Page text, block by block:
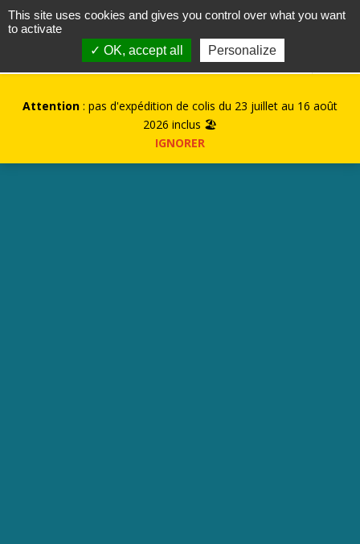
contact@kurioz.org
Attention : pas d'expédition de colis du 23 juillet au 16 août
2026 inclus 🏖️
IGNORER
This site uses cookies and gives you control over what you want
to activate
✓ OK, accept all
Personalize